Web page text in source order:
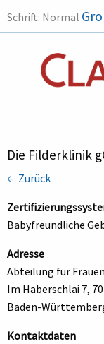
Schrift: Normal
Die Filderklinik
← Zurück
Babyfreundliche
Adresse
Abteilung für
Im Haberschlai 7,
Baden-
Kontaktdaten